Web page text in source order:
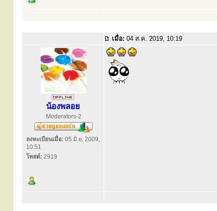
เมื่อ: 04 ส.ค. 2019, 10:19
น้องพลอย
Moderators-2
ลงทะเบียนเมื่อ: 05 มิ.ย. 2009,
10:51
โพสต์: 2919